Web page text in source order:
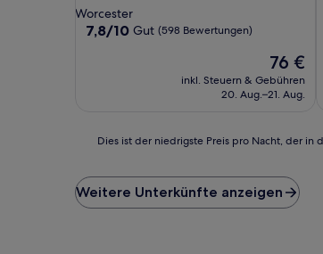
Sterne-
Unterkunft
Worcester
7.8
7,8/10 Gut (598 Bewertungen)
Der
Preis
beträgt
76 €
inkl. Steuern & Gebühren
20. Aug.–21. Aug.
der
niedrigste
Preis
Dies ist der niedrigste Preis pro Nacht, der in
Weitere Unterkünfte anzeigen